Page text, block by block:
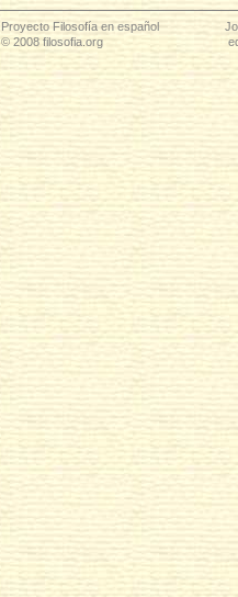
Proyecto Filosofía en español
© 2008 filosofia.org